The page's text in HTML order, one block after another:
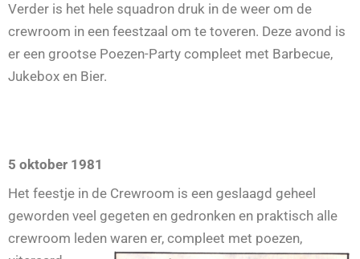
Verder is het hele squadron druk in de weer om de
crewroom in een feestzaal om te toveren. Deze avond is
er een grootse Poezen-Party compleet met Barbecue,
Jukebox en Bier.
5 oktober 1981
Het feestje in de Crewroom is een geslaagd geheel
geworden veel gegeten en gedronken en praktisch alle
crewroom leden waren er, compleet met poezen,